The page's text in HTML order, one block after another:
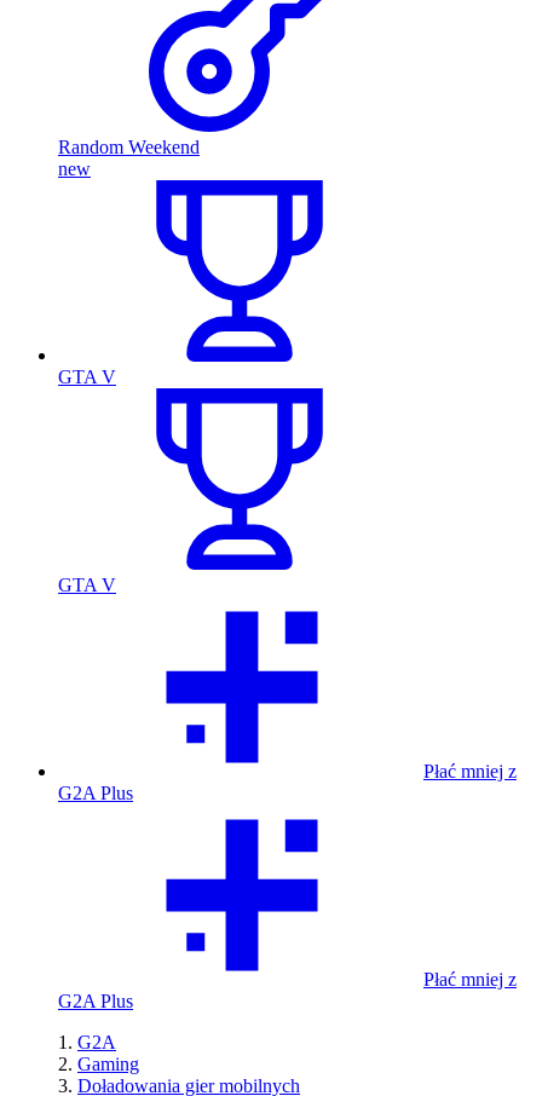
Random Weekend
new
GTA V
GTA V
Płać mniej z
G2A Plus
Płać mniej z
G2A Plus
G2A
Gaming
Doładowania gier mobilnych